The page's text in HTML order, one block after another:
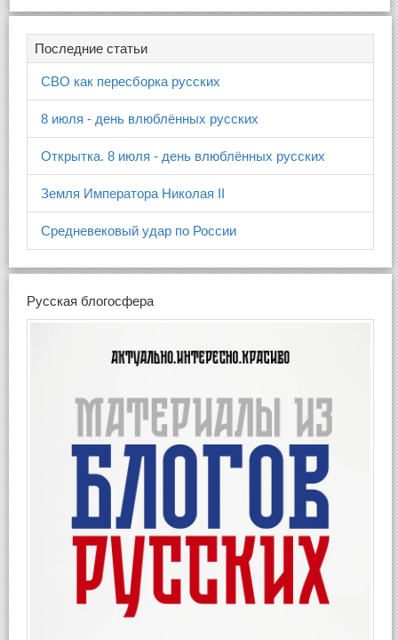
Последние статьи
СВО как пересборка русских
8 июля - день влюблённых русских
Открытка. 8 июля - день влюблённых русских
Земля Императора Николая II
Средневековый удар по России
Русская блогосфера